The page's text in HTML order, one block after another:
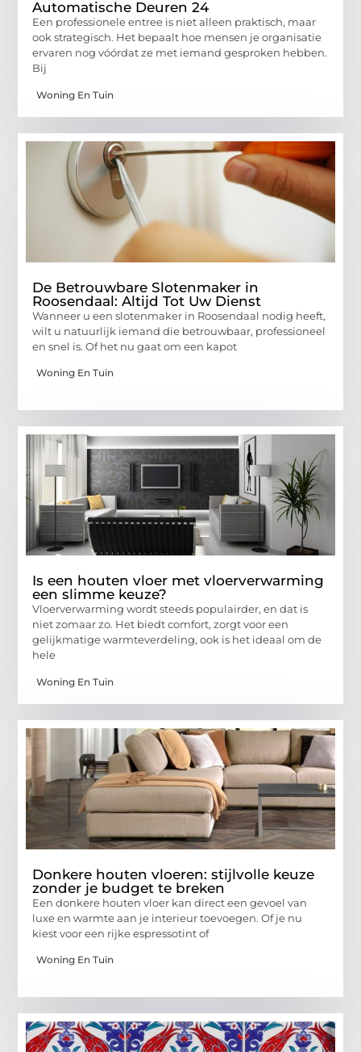
Automatische Deuren 24
Een professionele entree is niet alleen praktisch, maar
ook strategisch. Het bepaalt hoe mensen je organisatie
ervaren nog vóórdat ze met iemand gesproken hebben.
Bij
Woning En Tuin
De Betrouwbare Slotenmaker in
Roosendaal: Altijd Tot Uw Dienst
Wanneer u een slotenmaker in Roosendaal nodig heeft,
wilt u natuurlijk iemand die betrouwbaar, professioneel
en snel is. Of het nu gaat om een kapot
Woning En Tuin
Is een houten vloer met vloerverwarming
een slimme keuze?
Vloerverwarming wordt steeds populairder, en dat is
niet zomaar zo. Het biedt comfort, zorgt voor een
gelijkmatige warmteverdeling, ook is het ideaal om de
hele
Woning En Tuin
Donkere houten vloeren: stijlvolle keuze
zonder je budget te breken
Een donkere houten vloer kan direct een gevoel van
luxe en warmte aan je interieur toevoegen. Of je nu
kiest voor een rijke espressotint of
Woning En Tuin